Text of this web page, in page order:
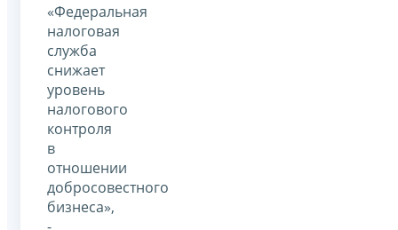
«Федеральная
налоговая
служба
снижает
уровень
налогового
контроля
в
отношении
добросовестного
бизнеса»,
-